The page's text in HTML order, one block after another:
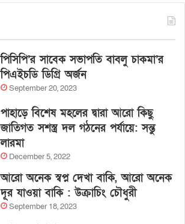
পিসিপি’র সাবেক সভাপতি বাবলু চাকমা’র
পিএইচডি ডিগ্রি অর্জন
September 20, 2023
পাহাড়ে বিশেষ মহলের দ্বারা আরো কিছু
জাতিগত সশস্ত্র দল গঠনের পর্যায়ে: সন্তু
লারমা
December 5, 2022
আরো অনেক স্বপ্ন দেখা বাকি, আরো অনেক
দূর যাওয়া বাকি : উক্রাচিং চৌধুরী
September 18, 2023